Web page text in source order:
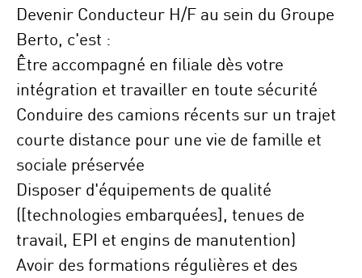
Devenir Conducteur H/F au sein du Groupe
Berto, c'est :
Être accompagné en filiale dès votre
intégration et travailler en toute sécurité
Conduire des camions récents sur un trajet
courte distance pour une vie de famille et
sociale préservée
Disposer d'équipements de qualité
([technologies embarquées], tenues de
travail, EPI et engins de manutention)
Avoir des formations régulières et des